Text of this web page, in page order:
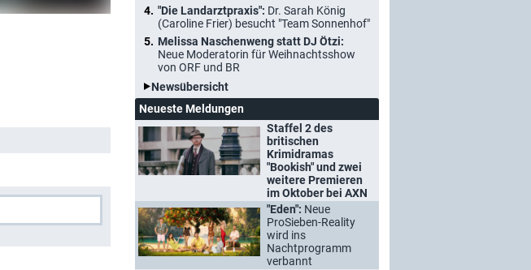
"Die Landarztpraxis": Dr. Sarah König
(Caroline Frier) besucht "Team Sonnenhof"
Melissa Naschenweng statt DJ Ötzi:
Neue Moderatorin für Weihnachtsshow
von ORF und BR
Newsübersicht
Neueste Meldungen
Staffel 2 des
britischen
Krimidramas
"Bookish" und zwei
weitere Premieren
im Oktober bei AXN
"Eden": Neue
ProSieben-Reality
wird ins
Nachtprogramm
verbannt